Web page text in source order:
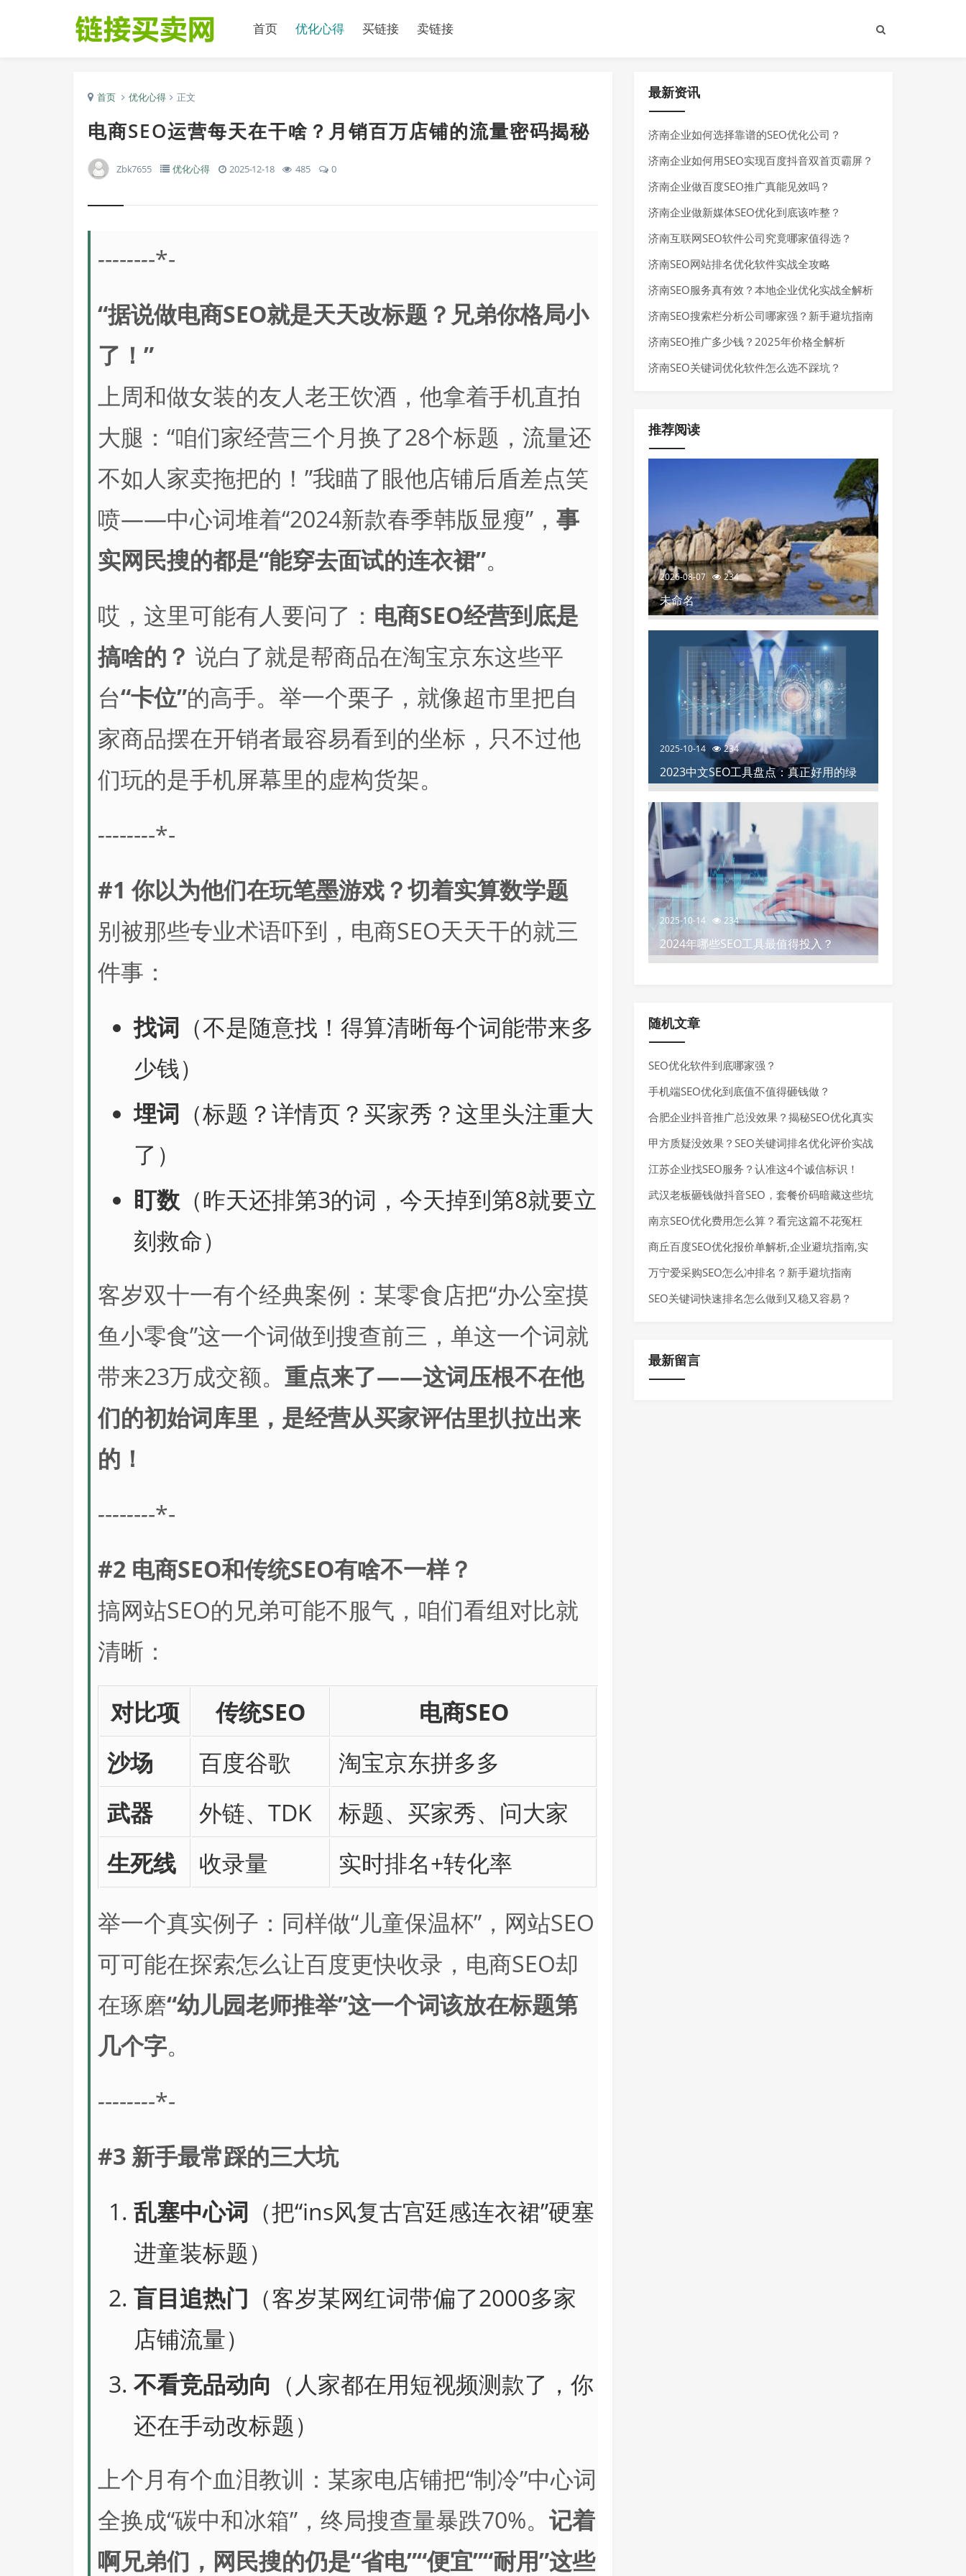
首页 优化心得 买链接 卖链接
首页 优化心得 正文
电商SEO运营每天在干啥？月销百万店铺的流量密码揭秘
Zbk7655 优化心得 2025-12-18 485 0
--------*-
“据说做电商SEO就是天天改标题？兄弟你格局小
了！”
上周和做女装的友人老王饮酒，他拿着手机直拍
大腿：“咱们家经营三个月换了28个标题，流量还
不如人家卖拖把的！”我瞄了眼他店铺后盾差点笑
喷——中心词堆着“2024新款春季韩版显瘦”， 事
实网民搜的都是“能穿去面试的连衣裙”。
哎，这里可能有人要问了： 电商SEO经营到底是
搞啥的？ 说白了就是帮商品在淘宝京东这些平
台“卡位”的高手。举一个栗子，就像超市里把自
家商品摆在开销者最容易看到的坐标，只不过他
们玩的是手机屏幕里的虚构货架。
--------*-
#1 你以为他们在玩笔墨游戏？切着实算数学题
别被那些专业术语吓到，电商SEO天天干的就三
件事：
找词 （不是随意找！得算清晰每个词能带来多
少钱）
埋词 （标题？详情页？买家秀？这里头注重大
了）
盯数 （昨天还排第3的词，今天掉到第8就要立
刻救命）
客岁双十一有个经典案例：某零食店把“办公室摸
鱼小零食”这一个词做到搜查前三，单这一个词就
带来23万成交额。 重点来了——这词压根不在他
们的初始词库里，是经营从买家评估里扒拉出来
的！
--------*-
#2 电商SEO和传统SEO有啥不一样？
搞网站SEO的兄弟可能不服气，咱们看组对比就
清晰：
对比项
传统SEO
电商SEO
沙场
百度谷歌
淘宝京东拼多多
武器
外链、TDK
标题、买家秀、问大家
生死线
收录量
实时排名+转化率
举一个真实例子：同样做“儿童保温杯”，网站SEO
可可能在探索怎么让百度更快收录，电商SEO却
在琢磨“幼儿园老师推举”这一个词该放在标题第
几个字。
--------*-
#3 新手最常踩的三大坑
乱塞中心词 （把“ins风复古宫廷感连衣裙”硬塞
进童装标题）
盲目追热门 （客岁某网红词带偏了2000多家
店铺流量）
不看竞品动向 （人家都在用短视频测款了，你
还在手动改标题）
上个月有个血泪教训：某家电店铺把“制冷”中心词
全换成“碳中和冰箱”，终局搜查量暴跌70%。 记着
啊兄弟们，网民搜的仍是“省电”“便宜”“耐用”这些
最新资讯
济南企业如何选择靠谱的SEO优化公司？
济南企业如何用SEO实现百度抖音双首页霸屏？
济南企业做百度SEO推广真能见效吗？
济南企业做新媒体SEO优化到底该咋整？
济南互联网SEO软件公司究竟哪家值得选？
济南SEO网站排名优化软件实战全攻略
济南SEO服务真有效？本地企业优化实战全解析
济南SEO搜索栏分析公司哪家强？新手避坑指南
来了
济南SEO推广多少钱？2025年价格全解析
济南SEO关键词优化软件怎么选不踩坑？
推荐阅读
2026-08-07 234
未命名
2025-10-14 234
2023中文SEO工具盘点：真正好用的绿
色软件推荐
2025-10-14 234
2024年哪些SEO工具最值得投入？
随机文章
SEO优化软件到底哪家强？
手机端SEO优化到底值不值得砸钱做？
合肥企业抖音推广总没效果？揭秘SEO优化真实
费用与避坑指南
甲方质疑没效果？SEO关键词排名优化评价实战
手册
江苏企业找SEO服务？认准这4个诚信标识！
武汉老板砸钱做抖音SEO，套餐价码暗藏这些坑
南京SEO优化费用怎么算？看完这篇不花冤枉
钱！
商丘百度SEO优化报价单解析,企业避坑指南,实
战价格表
万宁爱采购SEO怎么冲排名？新手避坑指南
SEO关键词快速排名怎么做到又稳又容易？
最新留言